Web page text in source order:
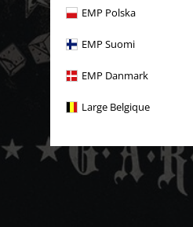
EMP Polska
EMP Suomi
EMP Danmark
Large Belgique